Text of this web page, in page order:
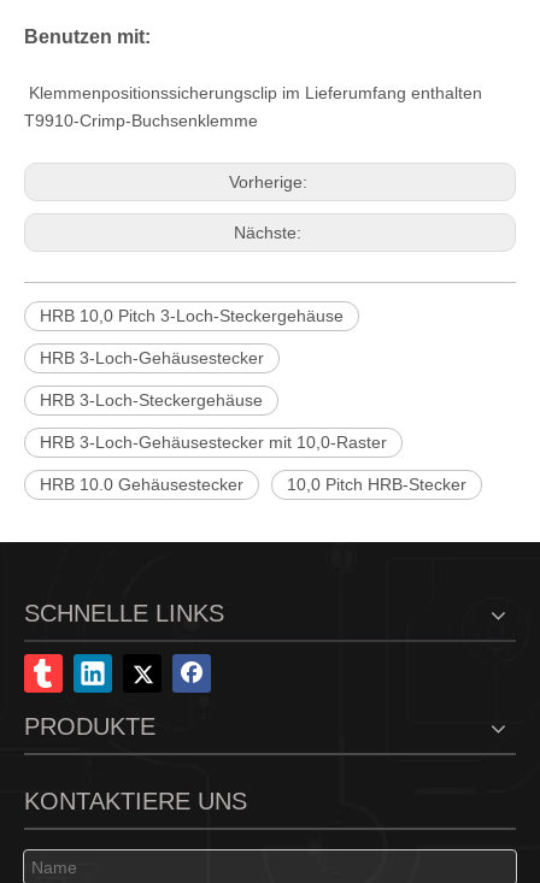
Benutzen mit:
Klemmenpositionssicherungsclip im Lieferumfang enthalten
T9910-Crimp-Buchsenklemme
Vorherige:
Nächste:
HRB 10,0 Pitch 3-Loch-Steckergehäuse
HRB 3-Loch-Gehäusestecker
HRB 3-Loch-Steckergehäuse
HRB 3-Loch-Gehäusestecker mit 10,0-Raster
HRB 10.0 Gehäusestecker 10,0 Pitch HRB-Stecker
SCHNELLE LINKS
PRODUKTE
KONTAKTIERE UNS